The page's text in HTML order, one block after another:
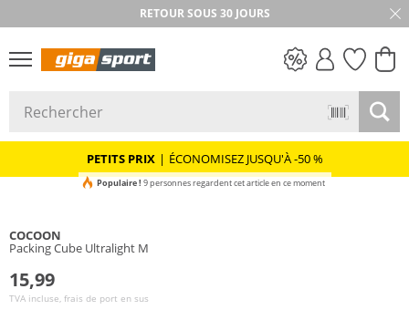
RETOUR SOUS 30 JOURS
PETITS PRIX | ÉCONOMISEZ JUSQU'À -50 %
Populaire ! 9 personnes regardent cet article en ce moment
COCOON
Packing Cube Ultralight M
15,99
TVA incluse, frais de port en sus